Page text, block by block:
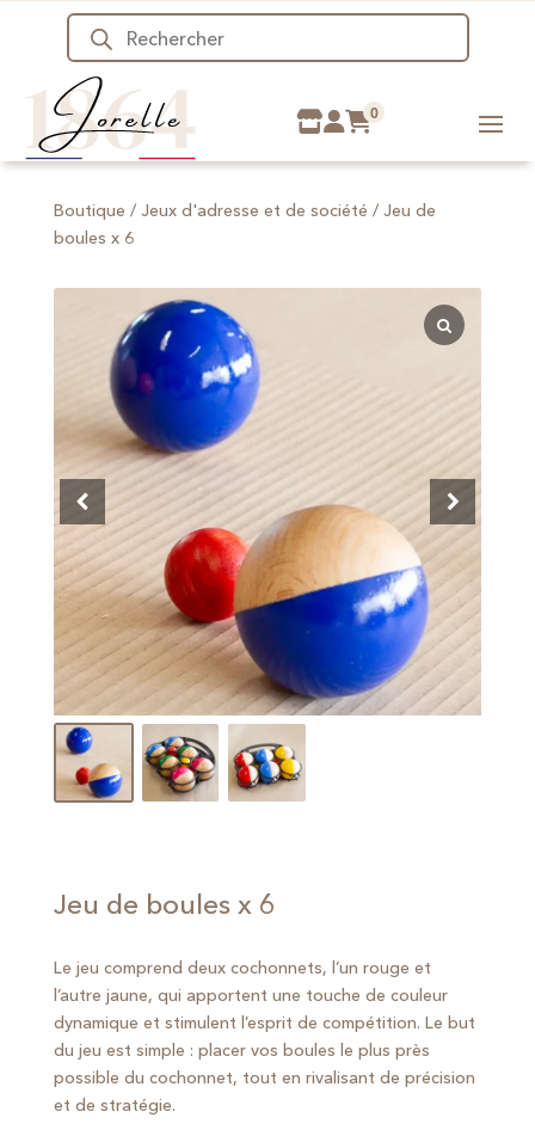
Recherche
produits
0
Boutique / Jeux d'adresse et de société / Jeu de
boules x 6
Jeu de boules x 6
Le jeu comprend deux cochonnets, l’un rouge et
l’autre jaune, qui apportent une touche de couleur
dynamique et stimulent l’esprit de compétition. Le but
du jeu est simple : placer vos boules le plus près
possible du cochonnet, tout en rivalisant de précision
et de stratégie.